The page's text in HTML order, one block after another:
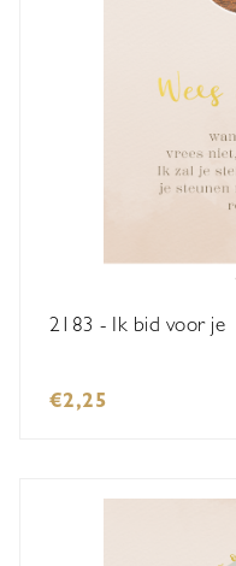
2183 - Ik bid voor je
€2,25